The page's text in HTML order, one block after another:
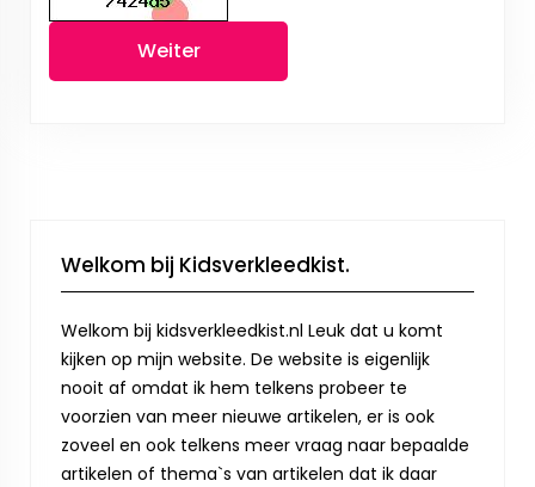
Weiter
Welkom bij Kidsverkleedkist.
Welkom bij kidsverkleedkist.nl Leuk dat u komt
kijken op mijn website. De website is eigenlijk
nooit af omdat ik hem telkens probeer te
voorzien van meer nieuwe artikelen, er is ook
zoveel en ook telkens meer vraag naar bepaalde
artikelen of thema`s van artikelen dat ik daar